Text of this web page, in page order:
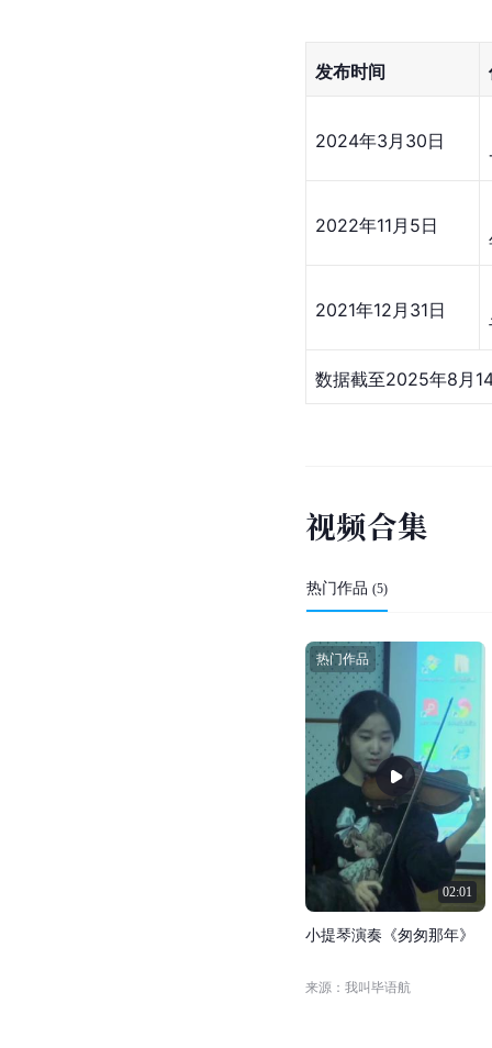
发布时间
2024年3月30日
2022年11月5日
2021年12月31日
数据截至2025年8月
视频合集
热门作品 (5)
02:01
热门作品
小提琴演奏 《匆匆那年》
来源：我叫毕语航